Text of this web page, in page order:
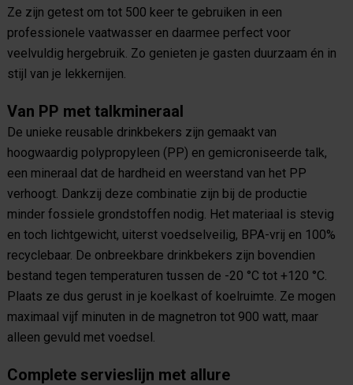
Ze zijn getest om tot 500 keer te gebruiken in een
professionele vaatwasser en daarmee perfect voor
veelvuldig hergebruik. Zo genieten je gasten duurzaam én in
stijl van je lekkernijen.
Van PP met talkmineraal
De unieke reusable drinkbekers zijn gemaakt van
hoogwaardig polypropyleen (PP) en gemicroniseerde talk,
een mineraal dat de hardheid en weerstand van het PP
verhoogt. Dankzij deze combinatie zijn bij de productie
minder fossiele grondstoffen nodig. Het materiaal is stevig
en toch lichtgewicht, uiterst voedselveilig, BPA-vrij en 100%
recyclebaar. De onbreekbare drinkbekers zijn bovendien
bestand tegen temperaturen tussen de -20 °C tot +120 °C.
Plaats ze dus gerust in je koelkast of koelruimte. Ze mogen
maximaal vijf minuten in de magnetron tot 900 watt, maar
alleen gevuld met voedsel.
Complete servieslijn met allure